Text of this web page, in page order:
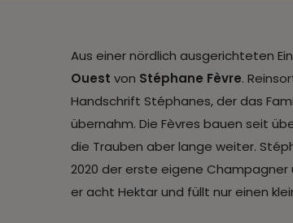
Aus einer nördlich ausgerichteten
Ouest von Stéphane Fèvre.
Handschrift Stéphanes, der das
übernahm. Die Fèvres bauen seit
die Trauben aber lange weiter.
2020 der erste eigene
er acht Hektar und füllt nur einen